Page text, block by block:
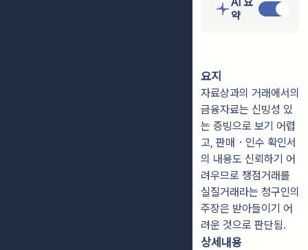
약
요지
자료상과의 거래에서의
금융자료는 신빙성 있
는 증빙으로 보기 어렵
고, 판매・인수 확인서
의 내용도 신뢰하기 어
려우므로 쟁점거래를
실질거래라는 청구인의
주장은 받아들이기 어
려운 것으로 판단됨.
상세내용